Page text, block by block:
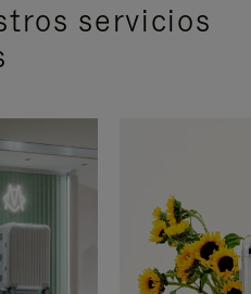
servicios